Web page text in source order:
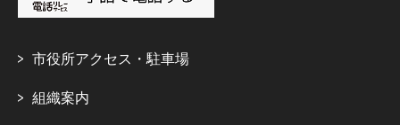
市役所アクセス・駐車場
組織案内